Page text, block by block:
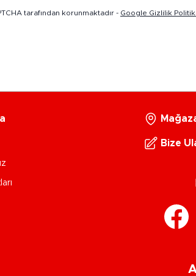
tarafından korunmaktadır - Google Gizlilik
Bize